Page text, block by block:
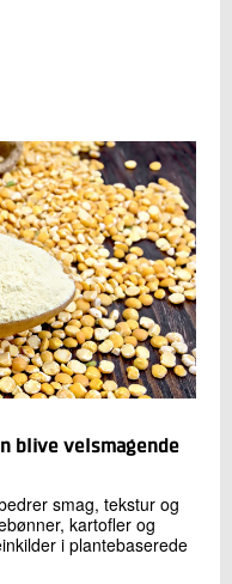
blive velsmagende
smag, tekstur og
kartofler og
i plantebaserede